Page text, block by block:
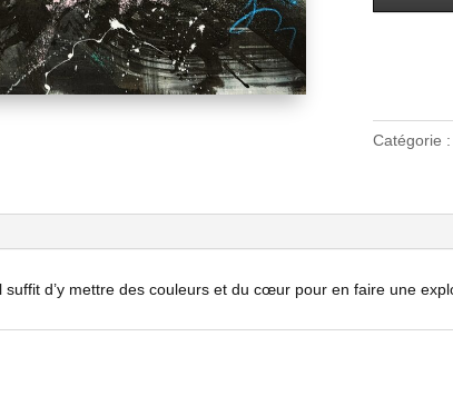
Catégorie :
suffit d’y mettre des couleurs et du cœur pour en faire une